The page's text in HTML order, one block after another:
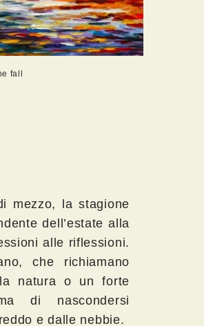
fall
mezzo, la stagione
dell’estate alla
alle riflessioni.
che richiamano
natura o un forte
di nascondersi
e dalle nebbie.